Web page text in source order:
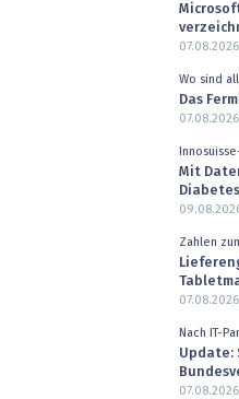
Wo sind
Das
Mit
Diabetes
Zahlen
Nach IT-
Update: